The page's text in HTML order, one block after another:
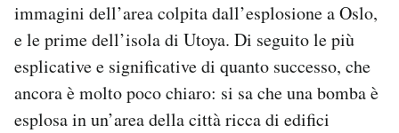
SHOP
CALENDARIO
AREA PERSONALE
immagini dell’area colpita dall’esplosione a Oslo,
e le prime dell’isola di Utoya. Di seguito le più
esplicative e significative di quanto successo, che
ancora è molto poco chiaro: si sa che una bomba è
esplosa in un’area della città ricca di edifici